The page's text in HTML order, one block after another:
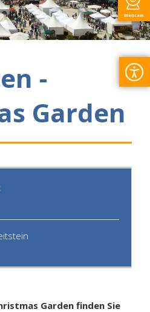
Webcam
-
Garden
Garden finden Sie